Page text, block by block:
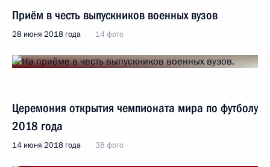
Приём в честь выпускников военных вузов
28 июня 2018 года 14 фото
Церемония открытия чемпионата мира по футболу
2018 года
14 июня 2018 года 38 фото